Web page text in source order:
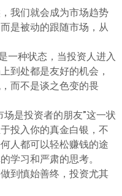
我们就会成为市场趋势
是被动的跟随市场，从
一种状态，当投资人进入
到处都是友好的机会，
而不是谈之色变的畏
是投资者的朋友”这一状
投入你的真金白银，不
人都可以轻松赚钱的途
学习和严肃的思考。
到慎始善终，投资尤其